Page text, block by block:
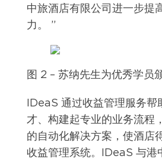
中旅酒店有限公司进一步提
力。 ”
图 2 – 苏纳先生为优秀学员
IDeaS 通过收益管理服务帮
才、构建起专业的业务流程
的自动化解决方案，使酒店
收益管理系统。IDeaS 与港